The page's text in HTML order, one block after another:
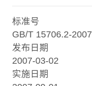
标准号
GB/T 15706.2-2007
发布日期
2007-03-02
实施日期